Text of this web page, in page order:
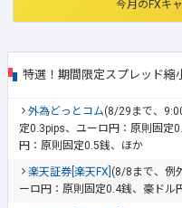
今月のFXキ
特選！期間限定スプレッド縮
外為どっとコム(8/29まで、
定0.3pips、ユーロ円：原則固定
円：原則固定0.5銭、ほか
楽天証券[楽天FX] (8/8まで、例
ーロ円：原則固定0.4銭、豪ドル